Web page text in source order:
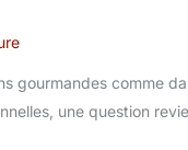
gourmandes comme
une question